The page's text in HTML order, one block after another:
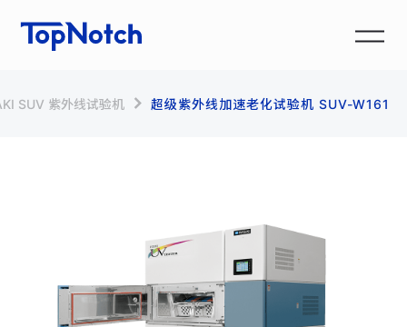
SUV 紫外线试验机 超级紫外线加速老化试验机 SUV-W161